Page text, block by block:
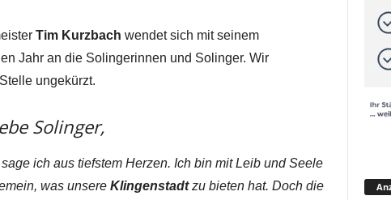
Tim Kurzbach wendet sich mit seinem
Jahr an die Solingerinnen und Solinger. Wir
ungekürzt.
Solinger,
ich aus tiefstem Herzen. Ich bin mit Leib und Seele
was unsere Klingenstadtzu bieten hat. Doch die